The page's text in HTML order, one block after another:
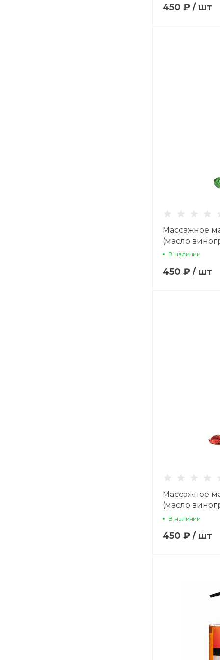
450 ₽ / шт
Массажное
(масло
экстрактом
В наличии
450 ₽ / шт
Массажное
(масло
ароматом
В наличии
450 ₽ / шт